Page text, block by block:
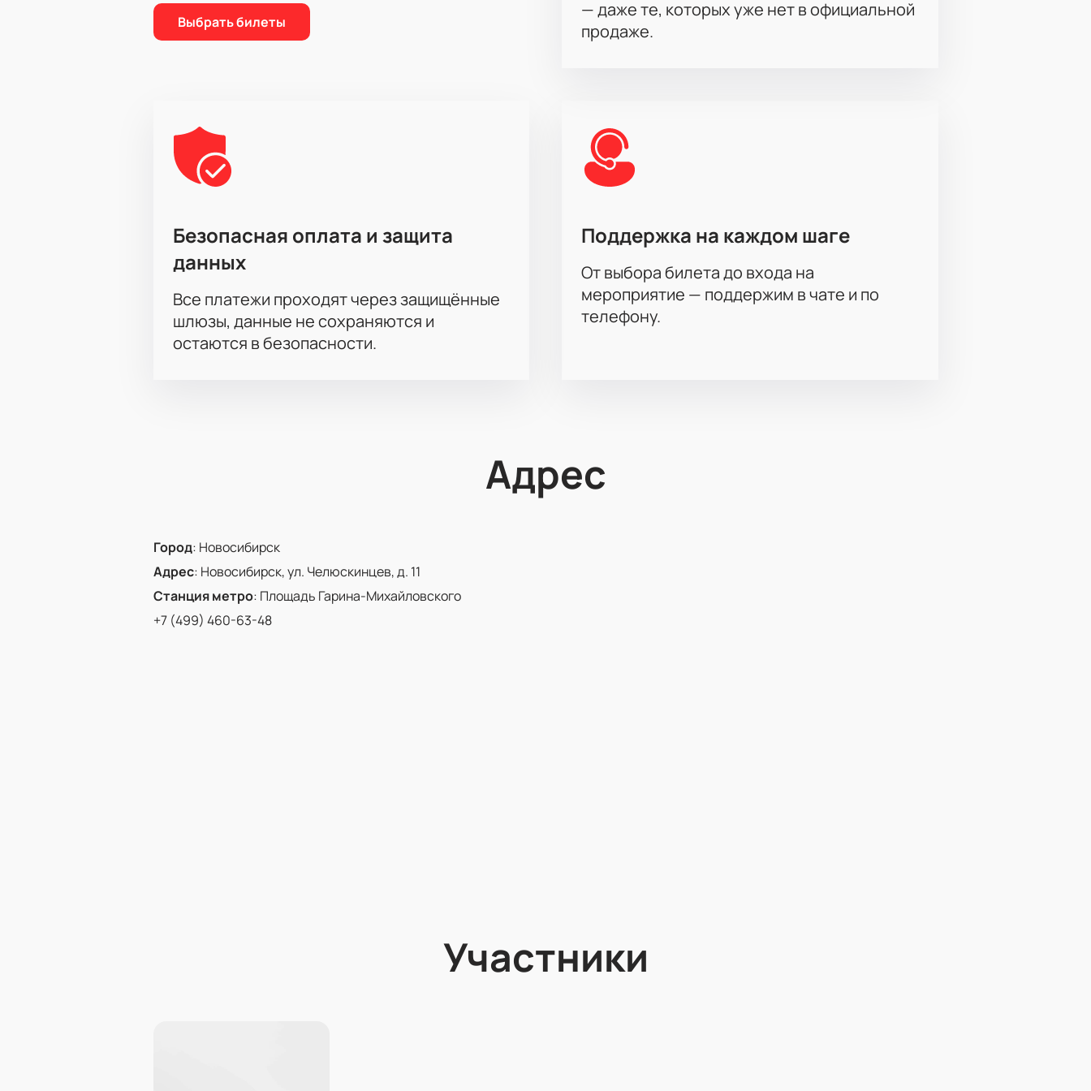
Выбрать билеты
— даже те, которых уже нет в официальной
продаже.
Безопасная оплата и защита
данных
Все платежи проходят через защищённые
шлюзы, данные не сохраняются и
остаются в безопасности.
Поддержка на каждом шаге
От выбора билета до входа на
мероприятие — поддержим в чате и по
телефону.
Адрес
Город: Новосибирск
Адрес: Новосибирск, ул. Челюскинцев, д. 11
Станция метро: Площадь Гарина-Михайловского
+7 (499) 460-63-48
Участники